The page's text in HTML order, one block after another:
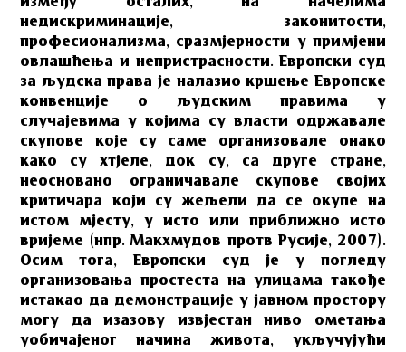
недискриминације, законитости,
професионализма, сразмјерности у примјени
овлашћења и непристрасности. Европски суд
за људска права је налазио кршење Европске
конвенције о људским правима у
случајевима у којима су власти одржавале
скупове које су саме организовале онако
како су хтјеле, док су, са друге стране,
неосновано ограничавале скупове својих
критичара који су жељели да се окупе на
истом мјесту, у исто или приближно исто
вријеме (нпр. Макхмудов протв Русије, 2007).
Осим тога, Европски суд је у погледу
организовања простеста на улицама такође
истакао да демонстрације у јавном простору
могу да изазову извјестан ниво ометања
уобичајеног начина живота, укључујући